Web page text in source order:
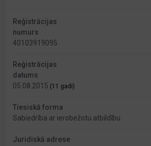
Reģistrācijas
numurs
40103919095
Reģistrācijas
datums
05.08.2015 (11 gadi)
Tiesiskā forma
Sabiedrība ar ierobežotu atbildību
Juridiskā adrese